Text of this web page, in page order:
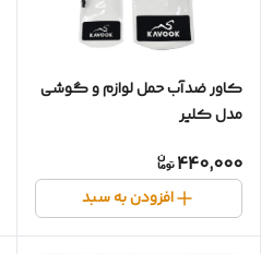
کاور ضدآب حمل لوازم و گوشی
مدل کلیر
440,000
افزودن به سبد